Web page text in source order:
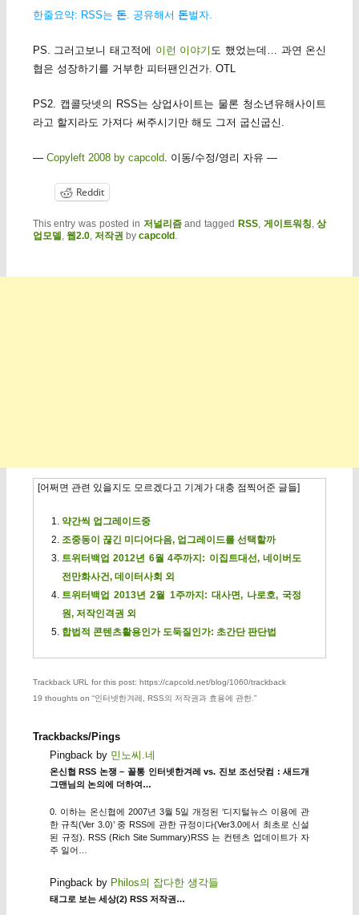
한줄요약: RSS는 돈. 공유해서 돈벌자.
PS. 그러고보니 태고적에 이런 이야기 도 했었는데… 과연 온신
협은 성장하기를 거부한 피터팬인건가. OTL
PS2. 캡콜닷넷의 RSS는 상업사이트는 물론 청소년유해사이트
라고 할지라도 가져다 써주시기만 해도 그저 굽신굽신.
— Copyleft 2008 by capcold. 이동/수정/영리 자유 —
Reddit
This entry was posted in 저널리즘and tagged RSS, 게이트워칭,상
업모델, 웹2.0, 저작권 by capcold .
[어쩌면 관련 있을지도 모르겠다고 기계가 대충 점찍어준 글들]
약간씩 업그레이드중
조중동이 끊긴 미디어다음, 업그레이드를 선택할까
트위터백업 2012년 6월 4주까지: 이집트대선, 네이버도
전만화사건, 데이터사회 외
트위터백업 2013년 2월 1주까지: 대사면, 나로호, 국정
원, 저작인격권 외
합법적 콘텐츠활용인가 도둑질인가: 초간단 판단법
Trackback URL for this post: https://capcold.net/blog/1060/trackback
19 thoughts on “인터넷한겨레, RSS의 저작권과 효용에 관한. ”
Trackbacks/Pings
Pingback by 민노씨.네
온신협 RSS 논쟁 – 꼴통 인터넷한겨레 vs. 진보 조선닷컴 : 새드개
그맨님의 논의에 더하여…
0. 이하는 온신협에 2007년 3월 5일 개정된 ‘디지털뉴스 이용에 관
한 규칙(Ver 3.0)’ 중 RSS에 관한 규정이다(Ver3.0에서 최초로 신설
된 규정). RSS (Rich Site Summary)RSS 는 컨텐츠 업데이트가 자
주 일어…
Pingback by Philos의 잡다한 생각들
태그로 보는 세상(2) RSS 저작권…